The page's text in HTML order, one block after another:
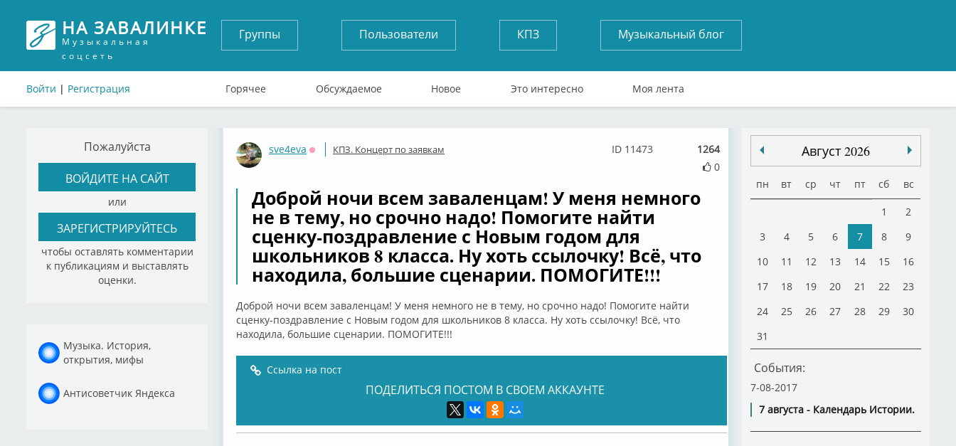
НА ЗАВАЛИНКЕ
Музыкальная
соцсеть
Войти | Регистрация
Группы Пользователи КПЗ Музыкальный блог
Горячее Обсуждаемое Новое Это интересно Моя лента
Пожалуйста
ВОЙДИТЕ НА САЙТ
или
ЗАРЕГИСТРИРУЙТЕСЬ
чтобы оставлять комментарии
к публикациям и выставлять
оценки.
Музыка. История,
открытия, мифы
Антисоветчик Яндекса
sve4eva
Оффлайн
КПЗ. Концерт по заявкам
1264
0
ID 11473
Доброй ночи всем заваленцам! У меня немного
не в тему, но срочно надо! Помогите найти
сценку-поздравление с Новым годом для
школьников 8 класса. Ну хоть ссылочку! Всё, что
находила, большие сценарии. ПОМОГИТЕ!!!
Доброй ночи всем заваленцам! У меня немного не в тему, но срочно надо! Помогите найти
сценку-поздравление с Новым годом для школьников 8 класса. Ну хоть ссылочку! Всё, что
находила, большие сценарии. ПОМОГИТЕ!!!
Ссылка на пост
ПОДЕЛИТЬСЯ ПОСТОМ В СВОЕМ АККАУНТЕ
Август 2026
пн вт ср чт пт сб вс
1
2
3
4 5 6 7 8
9
10
11 12 13 14 15
16
17
18 19 20 21 22
23
24
25 26 27 28 29
30
31
События:
7-08-2017
7 августа - Календарь Истории.